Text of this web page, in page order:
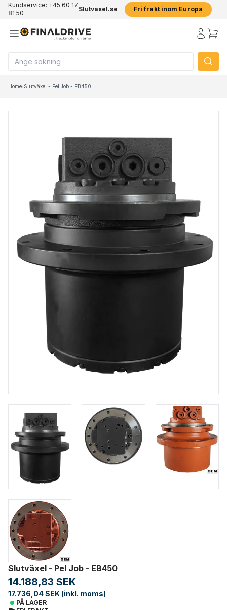
Kundservice: +45 60 17
81 50
Slutvaxel.se Fri frakt inom Europa
Home/Slutväxel - Pel Job - EB450
Slutväxel - Pel Job - EB450
14.188,83 SEK
17.736,04 SEK (inkl. moms)
PÅ LAGER